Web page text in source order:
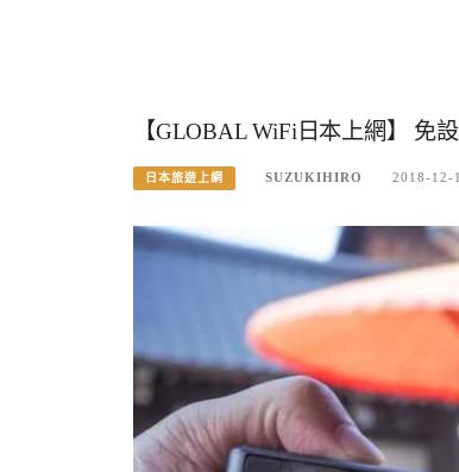
【GLOBAL WiFi日本上網】 免
日本旅遊上網 SUZUKIHIRO 2018-12-